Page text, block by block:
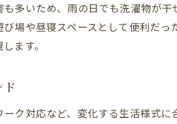
多いため、雨の日でも洗濯物が
場や昼寝スペースとして便利だ
ます。
ク対応など、変化する生活様式